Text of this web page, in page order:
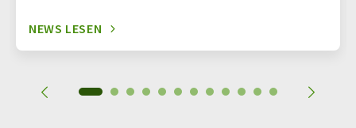
NEWS LESEN